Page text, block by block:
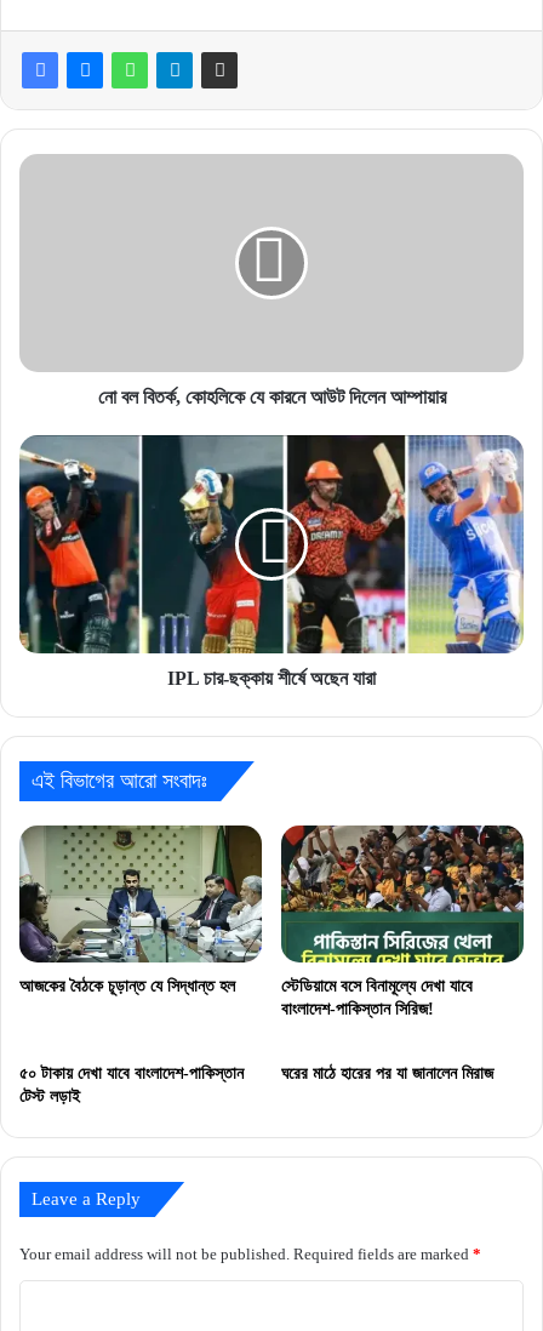
নো
আম্পায়ার
নো বল বিতর্ক, কোহলিকে যে কারনে আউট দিলেন আম্পায়ার
IPL
চার-
ছক্কায়
শীর্ষে
অছেন
যারা
IPL চার-ছক্কায় শীর্ষে অছেন যারা
এই বিভাগের আরো সংবাদঃ
আজকের বৈঠকে চূড়ান্ত যে সিদ্ধান্ত হল
স্টেডিয়ামে বসে বিনামূল্যে দেখা যাবে
বাংলাদেশ-পাকিস্তান সিরিজ!
৫০ টাকায় দেখা যাবে বাংলাদেশ-পাকিস্তান
টেস্ট লড়াই
ঘরের মাঠে হারের পর যা জানালেন মিরাজ
Leave a Reply
Your email address will not be published. Required fields are marked *